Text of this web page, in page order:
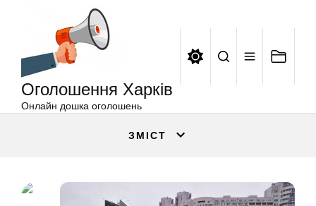
Оголошення Харків
Онлайн дошка оголошень
ЗМІСТ